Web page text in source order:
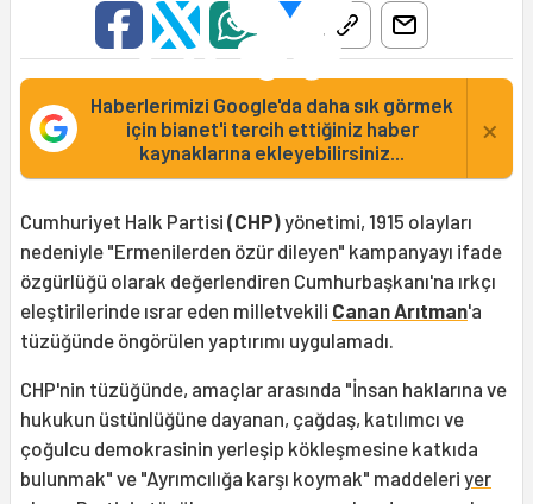
Haberlerimizi Google'da daha sık görmek
için bianet'i tercih ettiğiniz haber
kaynaklarına ekleyebilirsiniz...
×
Cumhuriyet Halk Partisi (CHP)yönetimi, 1915 olayları
nedeniyle "Ermenilerden özür dileyen" kampanyayı ifade
özgürlüğü olarak değerlendiren Cumhurbaşkanı'na ırkçı
eleştirilerinde ısrar eden milletvekili Canan Arıtman'a
tüzüğünde öngörülen yaptırımı uygulamadı.
CHP'nin tüzüğünde, amaçlar arasında "İnsan haklarına ve
hukukun üstünlüğüne dayanan, çağdaş, katılımcı ve
çoğulcu demokrasinin yerleşip kökleşmesine katkıda
bulunmak" ve "Ayrımcılığa karşı koymak" maddeleri yer